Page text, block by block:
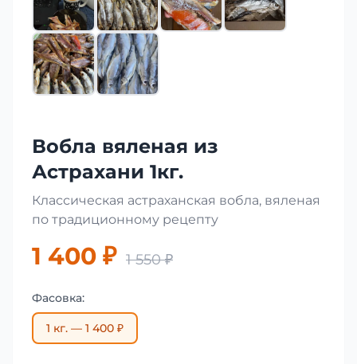
Вобла вяленая из
Астрахани 1кг.
Классическая астраханская вобла, вяленая
по традиционному рецепту
1 400 ₽ 1 550 ₽
Фасовка:
1 кг. — 1 400 ₽